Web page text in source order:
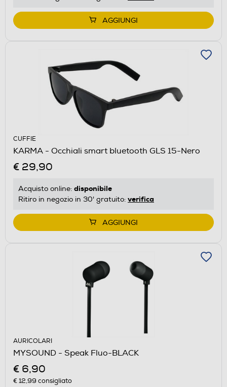
AGGIUNGI
CUFFIE
KARMA - Occhiali smart bluetooth GLS 15-Nero
€ 29,90
Acquisto online: disponibile
Ritiro in negozio in 30' gratuito: verifica
AGGIUNGI
AURICOLARI
MYSOUND - Speak Fluo-BLACK
€ 6,90
€ 12,99 consigliato